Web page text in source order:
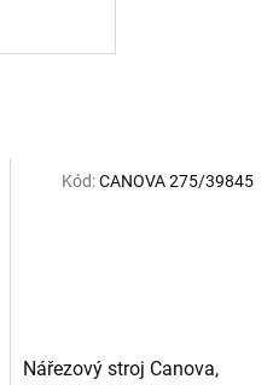
Nářezový stroj Canova,
Kód:CANOVA 275/39845